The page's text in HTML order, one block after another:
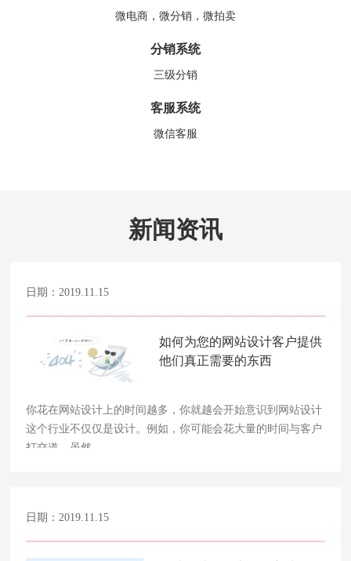
微电商，微分销，微拍卖
分销系统
三级分销
客服系统
微信客服
新闻资讯
日期：2019.11.15
如何为您的网站设计客户提供
他们真正需要的东西
你花在网站设计上的时间越多，你就越会开始意识到网站设计
这个行业不仅仅是设计。例如，你可能会花大量的时间与客户
打交道，虽然……
日期：2019.11.15